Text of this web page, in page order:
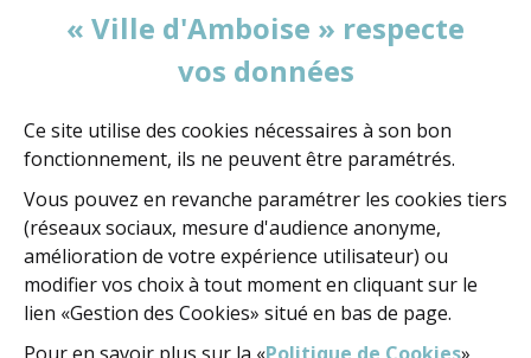
MAIRIE D'AMBOISE
BP 247 - 37402 Amboise Cedex
02 47 23 47 23
NOUS ÉCRIRE
NOUS SUIVRE
« Ville d'Amboise » respecte
vos données
Ce site utilise des cookies nécessaires à son bon
fonctionnement, ils ne peuvent être paramétrés.
Vous pouvez en revanche paramétrer les cookies tiers
(réseaux sociaux, mesure d'audience anonyme,
amélioration de votre expérience utilisateur) ou
modifier vos choix à tout moment en cliquant sur le
lien «Gestion des Cookies» situé en bas de page.